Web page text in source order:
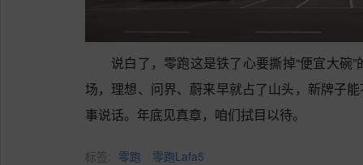
说白了，零跑这是铁了心要撕掉“便宜大碗
场，理想、问界、蔚来早就占了山头，新牌子
事说话。年底见真章，咱们拭目以待。
标签: 零跑
零跑Lafa5